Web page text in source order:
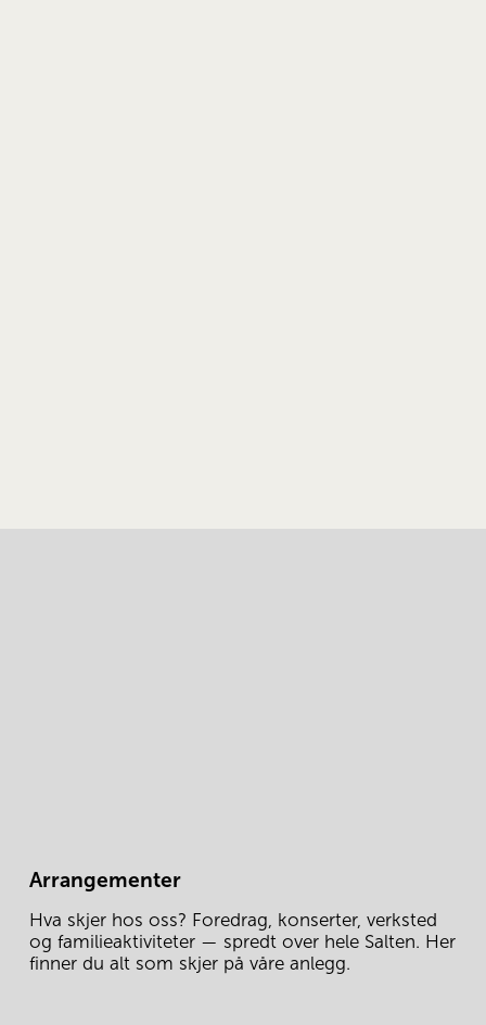
Arrangementer
Hva skjer hos oss? Foredrag, konserter, verksted
og familieaktiviteter — spredt over hele Salten. Her
finner du alt som skjer på våre anlegg.